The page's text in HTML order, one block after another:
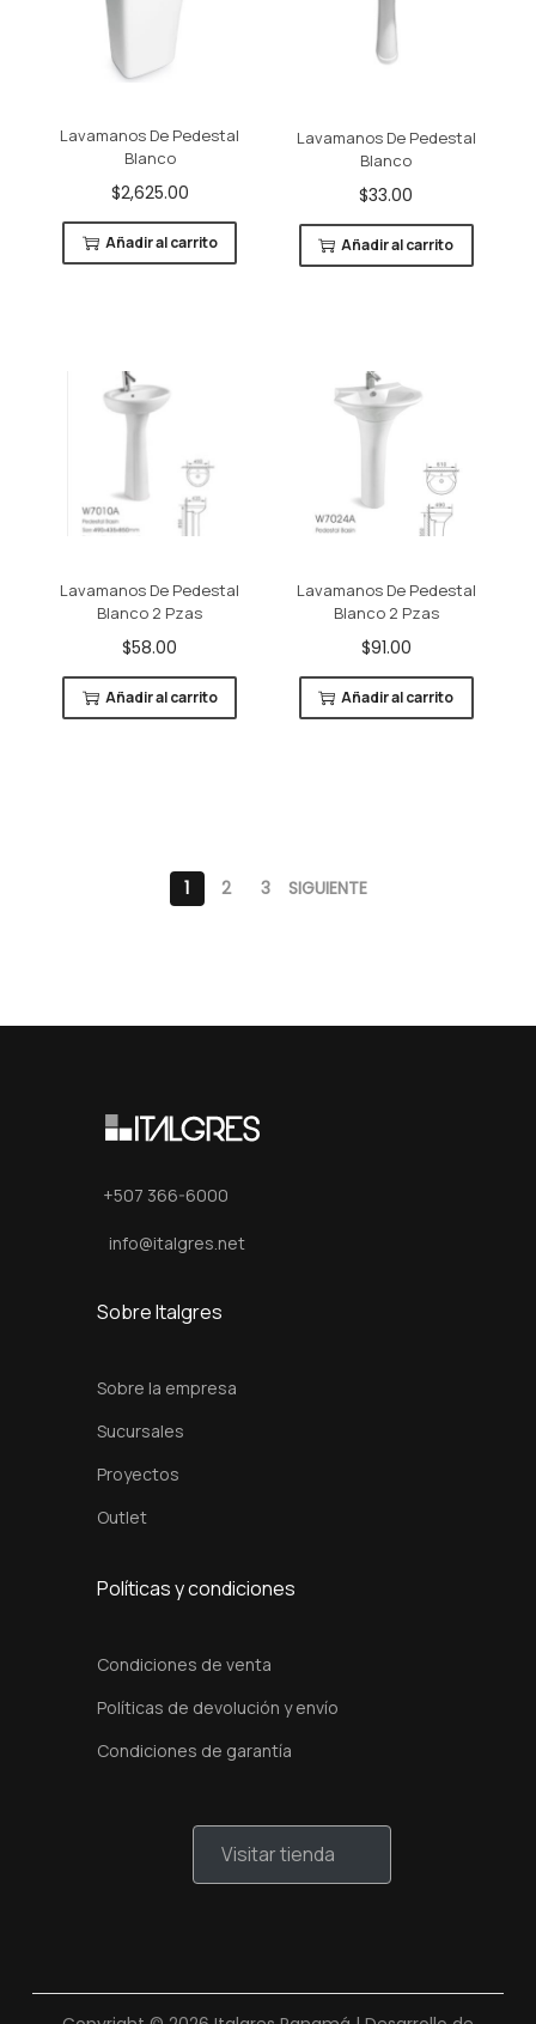
Lavamanos De Pedestal
Blanco
$2,625.00
Añadir al carrito
Lavamanos De Pedestal
Blanco
$33.00
Añadir al carrito
Lavamanos De Pedestal
Blanco 2 Pzas
$58.00
Añadir al carrito
Lavamanos De Pedestal
Blanco 2 Pzas
$91.00
Añadir al carrito
1 2 3 SIGUIENTE
+507 366-6000
info@italgres.net
Sobre Italgres
Sobre la empresa
Sucursales
Proyectos
Outlet
Políticas y condiciones
Condiciones de venta
Políticas de devolución y envío
Condiciones de garantía
Visitar tienda